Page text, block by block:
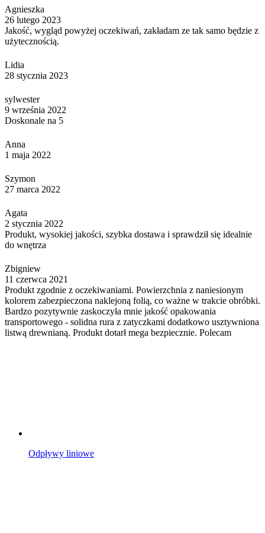
Agnieszka
26 lutego 2023
Jakość, wygląd powyżej oczekiwań, zakładam ze tak samo będzie z
użytecznością.
Lidia
28 stycznia 2023
sylwester
9 września 2022
Doskonale na 5
Anna
1 maja 2022
Szymon
27 marca 2022
Agata
2 stycznia 2022
Produkt, wysokiej jakości, szybka dostawa i sprawdził się idealnie
do wnętrza
Zbigniew
11 czerwca 2021
Produkt zgodnie z oczekiwaniami. Powierzchnia z naniesionym
kolorem zabezpieczona naklejoną folią, co ważne w trakcie obróbki.
Bardzo pozytywnie zaskoczyła mnie jakość opakowania
transportowego - solidna rura z zatyczkami dodatkowo usztywniona
listwą drewnianą. Produkt dotarł mega bezpiecznie. Polecam
Odpływy liniowe